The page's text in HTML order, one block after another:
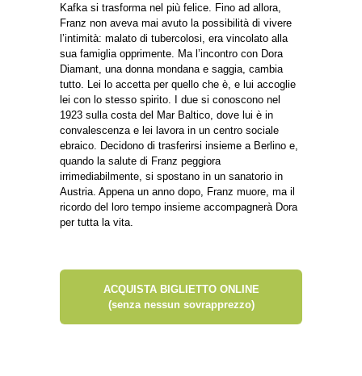
Kafka si trasforma nel più felice. Fino ad allora,
Franz non aveva mai avuto la possibilità di vivere
l’intimità: malato di tubercolosi, era vincolato alla
sua famiglia opprimente. Ma l’incontro con Dora
Diamant, una donna mondana e saggia, cambia
tutto. Lei lo accetta per quello che è, e lui accoglie
lei con lo stesso spirito. I due si conoscono nel
1923 sulla costa del Mar Baltico, dove lui è in
convalescenza e lei lavora in un centro sociale
ebraico. Decidono di trasferirsi insieme a Berlino e,
quando la salute di Franz peggiora
irrimediabilmente, si spostano in un sanatorio in
Austria. Appena un anno dopo, Franz muore, ma il
ricordo del loro tempo insieme accompagnerà Dora
per tutta la vita.
ACQUISTA BIGLIETTO ONLINE
(senza nessun sovrapprezzo)